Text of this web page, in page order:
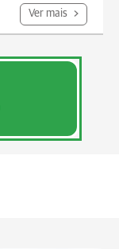
Ver mais